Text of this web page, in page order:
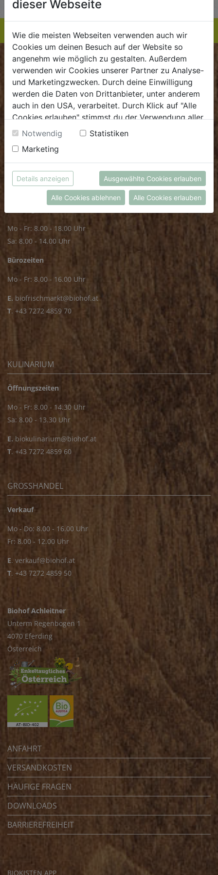
BIOKISTE
Kundenservice
Mo - Do: 8.00 - 16.00 Uhr
Fr: 8.00 - 15.00 Uhr
.dieBiokiste@biohof.at
.+43 7272 2597
FRISCHMARKT
Mo - Fr: 8.00 - 18.00 Uhr
Sa: 8.00 - 14.00 Uhr
Bürozeiten
Mo - Fr: 8.00 - 16.00 Uhr
E. biofrischmarkt@biohof.at
T. +43 7272 4859 70
KULINARIUM
Öffnungszeiten
Mo - Fr: 8.00 - 14.30 Uhr
Sa: 8.00 - 13.30 Uhr
E. biokulinarium@biohof.at
T. +43 7272 4859 60
GROSSHANDEL
Verkauf
Mo - Do: 8.00 - 16.00 Uhr
Fr: 8.00 - 12.00 Uhr
E. verkauf@biohof.at
T. +43 7272 4859 50
Biohof Achleitner
Unterm Regenbogen 1
4070 Eferding
Österreich
ANFAHRT
VERSANDKOSTEN
HÄUFIGE FRAGEN
DOWNLOADS
BARRIEREFREIHEIT
BIOKISTEN APP
dieser Webseite
Wie die meisten Webseiten verwenden auch wir
Cookies um deinen Besuch auf der Website so
angenehm wie möglich zu gestalten. Außerdem
verwenden wir Cookies unserer Partner zu Analyse-
und Marketingzwecken. Durch deine Einwilligung
werden die Daten von Drittanbieter, unter anderem
auch in den USA, verarbeitet. Durch Klick auf "Alle
Cookies erlauben" stimmst du der Verwendung aller
Cookies zu. Unter "Details anzeigen" findest du alle
Infos zu den unterschiedlichen Cookies, du kannst
auch entscheiden, welche Cookies du erlauben
möchtest.
Weitere Informationen findest du in unserer
Datenschutzerklärung
bzw. imImpressum
Notwendig
Statistiken
Marketing
Details anzeigen Ausgewählte Cookies erlauben
Alle Cookies ablehnen Alle Cookies erlauben